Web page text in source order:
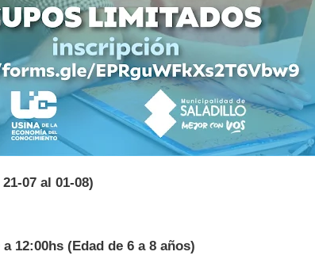
07 al 01-08)
12:00hs (Edad de 6 a 8 años)